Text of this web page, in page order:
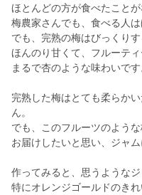
ほとんどの方が食べたことが
梅農家さんでも、食べる人は
でも、完熟の梅はびっくりす
ほんのり甘くて、フルーティ
まるで杏のような味わいです
完熟した梅はとても柔らか
ん。
でも、このフルーツのよう
お届けしたいと思い、ジャム
作ってみると、思うような
特にオレンジゴールドのき